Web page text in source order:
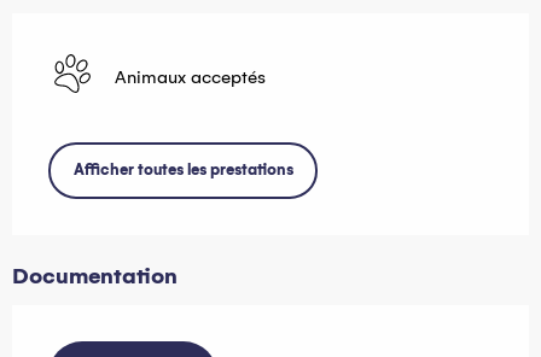
Animaux acceptés
Afficher toutes les prestations
Documentation